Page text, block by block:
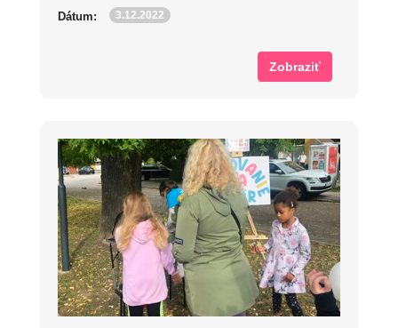
Dátum: 3.12.2022
Zobraziť